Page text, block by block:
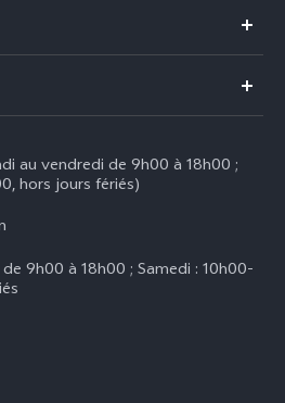
réparation
au vendredi de 9h00 à 18h00 ;
hors jours fériés)
9h00 à 18h00 ; Samedi : 10h00-